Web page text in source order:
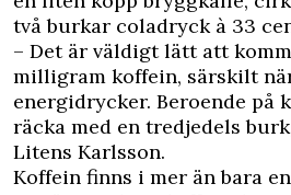
två burkar coladryck à 33
– Det är väldigt lätt att
milligram koffein, särskilt
energidrycker. Beroende på
räcka med en tredjedels
Litens Karlsson.
Koffein finns i mer än bara